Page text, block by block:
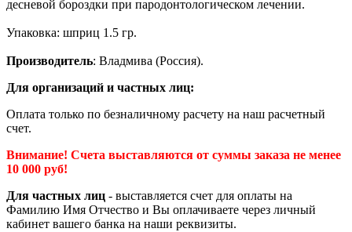
десневой бороздки при пародонтологическом лечении.
Упаковка: шприц 1.5 гр.
Производитель: Владмива (Россия).
Для организаций и частных лиц:
Оплата только по безналичному расчету на наш расчетный
счет.
Внимание! Счета выставляются от суммы заказа не менее
10 000 руб!
Для частных лиц - выставляется счет для оплаты на
Фамилию Имя Отчество и Вы оплачиваете через личный
кабинет вашего банка на наши реквизиты.